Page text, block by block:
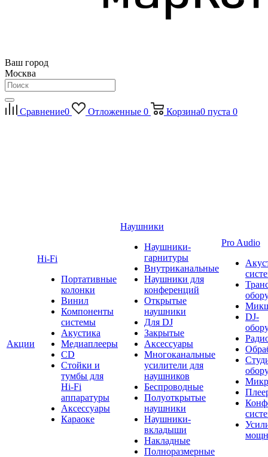
Ваш город
Москва
Сравнение0 Отложенные 0 Корзина0 пуста 0
Акции
Hi-Fi
Портативные
колонки
Винил
Компоненты
системы
Акустика
Медиаплееры
CD
Стойки и
тумбы для
Hi-Fi
аппаратуры
Аксессуары
Караоке
Наушники
Наушники-
гарнитуры
Внутриканальные
Наушники для
конференций
Открытые
наушники
Для DJ
Закрытые
Аксессуары
Многоканальные
усилители для
наушников
Беспроводные
Полуоткрытые
наушники
Наушники-
вкладыши
Накладные
Полноразмерные
Pro Audio
DJ-